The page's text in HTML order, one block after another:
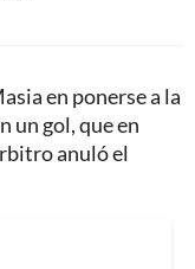
en ponerse a la
un gol, que en
anuló el